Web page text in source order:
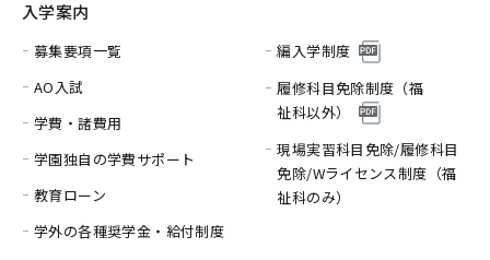
入学案内
募集要項一覧
AO入試
学費・諸費用
学園独自の学費サポート
教育ローン
学外の各種奨学金・給付制度
編入学制度
履修科目免除制度（福
祉科以外）
現場実習科目免除/履修科目
免除/Wライセンス制度（福
祉科のみ）